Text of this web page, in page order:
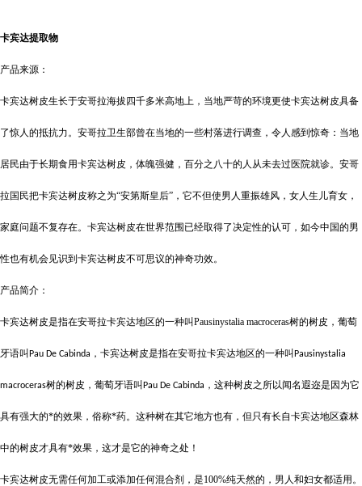
卡宾达提取物
产品来源：
卡宾达树皮生长于安哥拉海拔四千多米高地上，当地严苛的环境更使卡宾达树皮具备
了惊人的抵抗力。安哥拉卫生部曾在当地的一些村落进行调查，令人感到惊奇：当地
居民由于长期食用卡宾达树皮，体魄强健，百分之八十的人从未去过医院就诊。安哥
拉国民把卡宾达树皮称之为“安第斯皇后”，它不但使男人重振雄风，女人生儿育女，
家庭问题不复存在。卡宾达树皮在世界范围已经取得了决定性的认可，如今中国的男
性也有机会见识到卡宾达树皮不可思议的神奇功效。
产品简介：
卡宾达树皮是指在安哥拉卡宾达地区的一种叫Pausinystalia macroceras树的树皮，葡萄
牙语叫 Pau De Cabinda ，卡宾达树皮是指在安哥拉卡宾达地区的一种叫 Pausinystalia
macroceras树的树皮，葡萄牙语叫 Pau De Cabinda ，这种树皮之所以闻名遐迩是因为它
具有强大的*的效果，俗称*药。这种树在其它地方也有，但只有长自卡宾达地区森林
中的树皮才具有*效果，这才是它的神奇之处！
卡宾达树皮无需任何加工或添加任何混合剂，是100%纯天然的，男人和妇女都适用。